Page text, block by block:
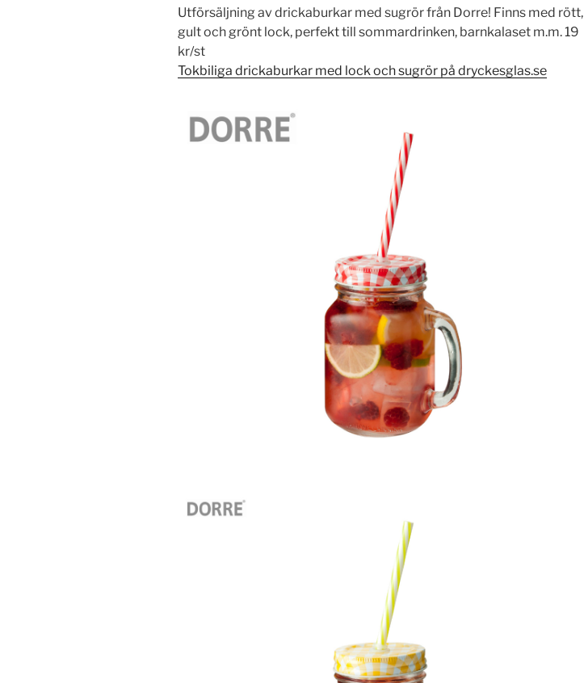
Utförsäljning av drickaburkar med sugrör från Dorre! Finns med rött,
gult och grönt lock, perfekt till sommardrinken, barnkalaset m.m. 19
kr/st
Tokbiliga drickaburkar med lock och sugrör på dryckesglas.se